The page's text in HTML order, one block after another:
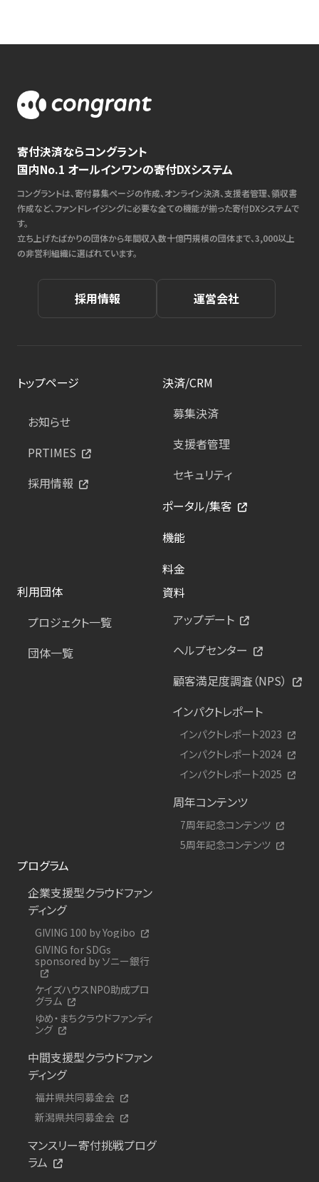
寄付決済ならコングラント
国内No.1 オールインワンの寄付DXシステム
コングラントは、寄付募集ページの作成、オンライン決済、支援者管理、領収書
作成など、ファンドレイジングに必要な全ての機能が揃った寄付DXシステムで
す。
立ち上げたばかりの団体から年間収入数十億円規模の団体まで、3,000以上
の非営利組織に選ばれています。
採用情報 運営会社
トップページ
お知らせ
PRTIMES
採用情報
決済/CRM
募集決済
支援者管理
セキュリティ
ポータル/集客
機能
料金
利用団体
プロジェクト一覧
団体一覧
資料
アップデート
ヘルプセンター
顧客満足度調査（NPS）
インパクトレポート
インパクトレポート2023
インパクトレポート2024
インパクトレポート2025
周年コンテンツ
7周年記念コンテンツ
5周年記念コンテンツ
プログラム
企業支援型クラウドファン
ディング
GIVING 100 by Yogibo
GIVING for SDGs
sponsored by ソニー銀行
ケイズハウスNPO助成プロ
グラム
ゆめ・まちクラウドファンディ
ング
中間支援型クラウドファン
ディング
福井県共同募金会
新潟県共同募金会
マンスリー寄付挑戦プログ
ラム